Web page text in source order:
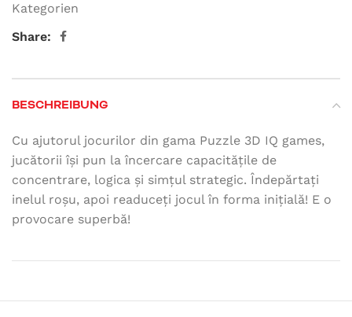
Kategorien
Share:
BESCHREIBUNG
Cu ajutorul jocurilor din gama Puzzle 3D IQ games,
jucătorii își pun la încercare capacitățile de
concentrare, logica și simțul strategic. Îndepărtați
inelul roșu, apoi readuceți jocul în forma inițială! E o
provocare superbă!